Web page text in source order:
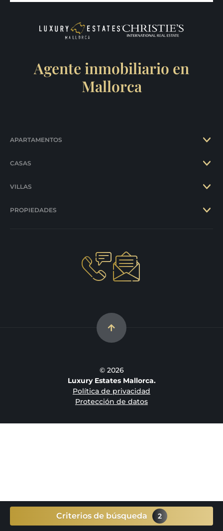
Criterios de búsqueda 2
Agente inmobiliario en
Mallorca
APARTAMENTOS
CASAS
VILLAS
PROPIEDADES
© 2026
Luxury Estates Mallorca.
Política de privacidad
Protección de datos